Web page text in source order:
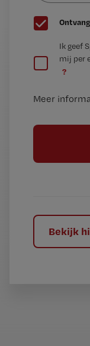
G
e
t
e
t
l
Ik geef
mij per
?
Meer
Bekijk